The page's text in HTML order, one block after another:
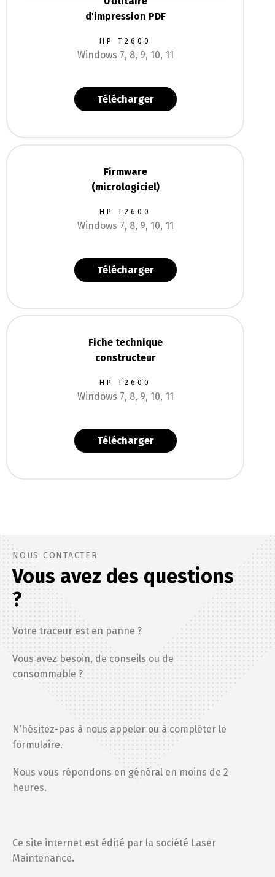
Windows 7, 8, 9, 10, 11
Télécharger
HP T2600
Windows 7, 8, 9, 10, 11
Télécharger
HP T2600
Windows 7, 8, 9, 10, 11
Télécharger
?
Votre traceur est en panne ?
Vous avez besoin, de conseils ou de
consommable ?
N’hésitez-pas à nous appeler ou à compléter le
formulaire.
Nous vous répondons en général en moins de 2
heures.
Ne soyez pas étonné si c’est sous le nom de
Laser Maintenance